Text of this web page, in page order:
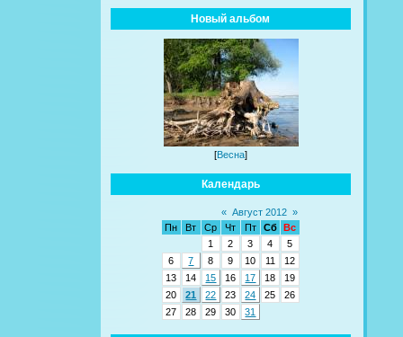
Новый альбом
[Весна]
Календарь
« Август 2012 »
Пн
Вт Ср Чт Пт Сб
Вс
1
2 3 4
5
6
7 8 9 10 11
12
13
14 15 16 17 18
19
20
21 22 23 24 25
26
27
28 29 30 31